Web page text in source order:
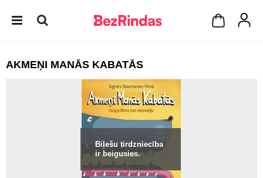
AKMEŅI MANĀS KABATĀS
Biļešu tirdzniecība
ir beigusies.